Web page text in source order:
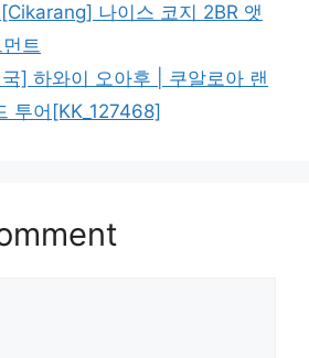
나이스 코지 2BR 앳
트
] 하와이 오아후 | 쿠알로아 랜
투어[KK_127468]